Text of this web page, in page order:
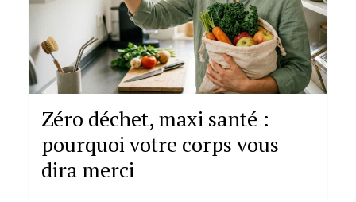
Zéro déchet, maxi santé :
pourquoi votre corps vous
dira merci